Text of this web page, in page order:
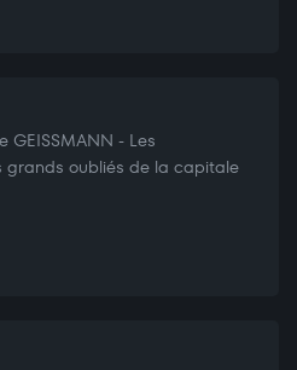
GEISSMANN - Les
grands oubliés de la capitale